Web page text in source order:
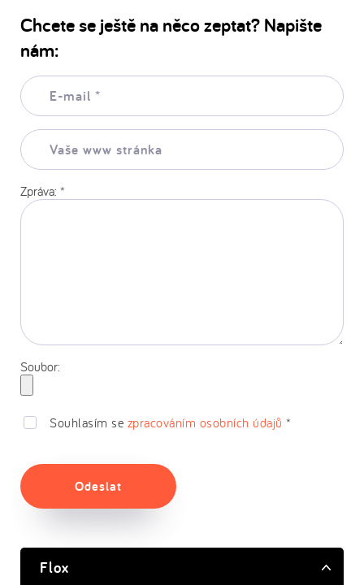
Chcete se ještě na něco zeptat? Napište
nám:
E-
mail:
Vaše
www
stránka:
Zpráva: *
Soubor:
Souhlasím se zpracováním osobních údajů *
Odeslat
Flox